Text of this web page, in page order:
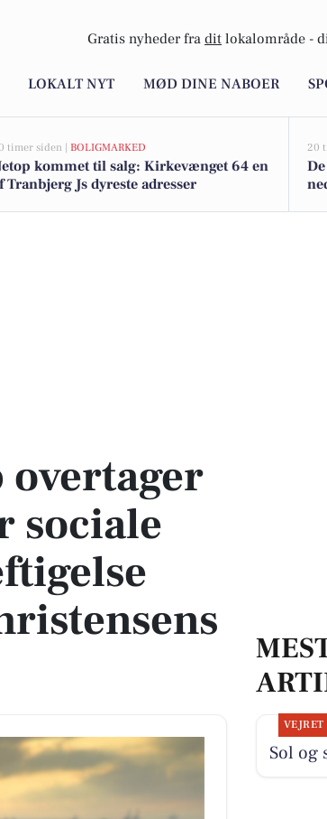
Gratis nyheder fra dit lokalområde -
LOKALT NYT MØD DINE NABOER
timer siden | BOLIGMARKED
kommet til salg: Kirkevænget 64 en
Tranbjerg Js dyreste adresser
20
og beskæftigelse under Michael Christensens barsel
overtager
sociale
VEJRET
Sol og